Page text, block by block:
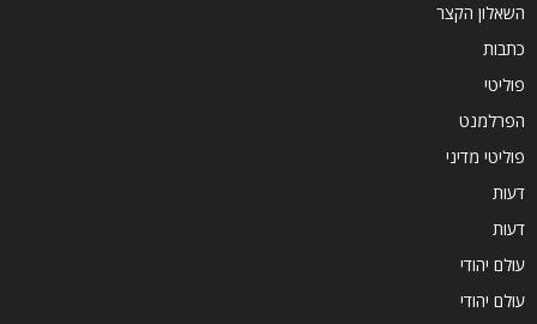
השאלון הקצר
כתבות
פוליטי
הפרלמנט
פוליטי מדיני
דעות
דעות
עולם יהודי
עולם יהודי